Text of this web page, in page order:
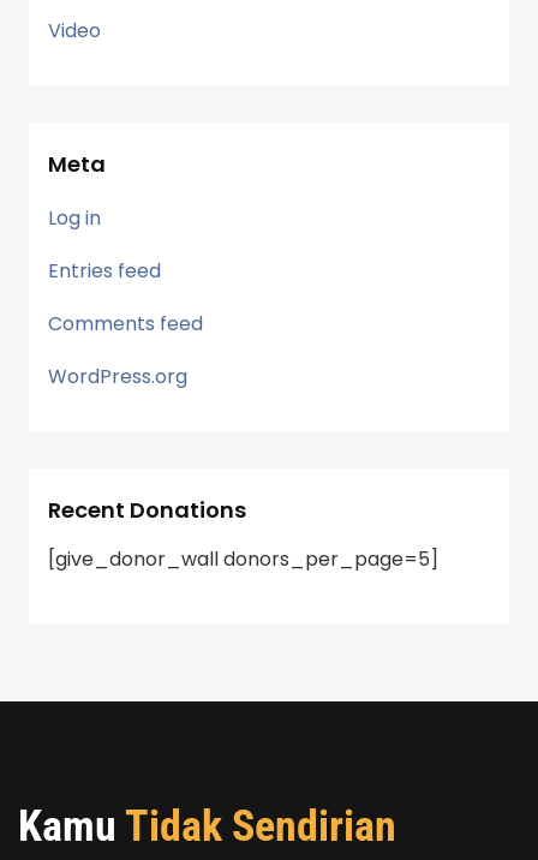
Video
Meta
Log in
Entries feed
Comments feed
WordPress.org
Recent Donations
[give_donor_wall donors_per_page=5]
Kamu Tidak Sendirian